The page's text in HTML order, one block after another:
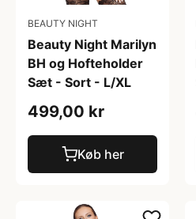
BEAUTY NIGHT
Beauty Night Marilyn
BH og Hofteholder
Sæt - Sort - L/XL
499,00 kr
Køb her